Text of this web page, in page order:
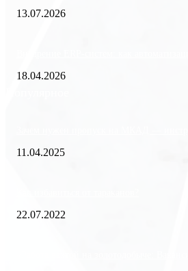
13.07.2026
18.04.2026
11.04.2025
22.07.2022